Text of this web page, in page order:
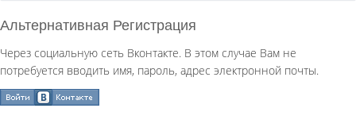
Альтернативная Регистрация
Через социальную сеть Вконтакте. В этом случае Вам не
потребуется вводить имя, пароль, адрес электронной почты.